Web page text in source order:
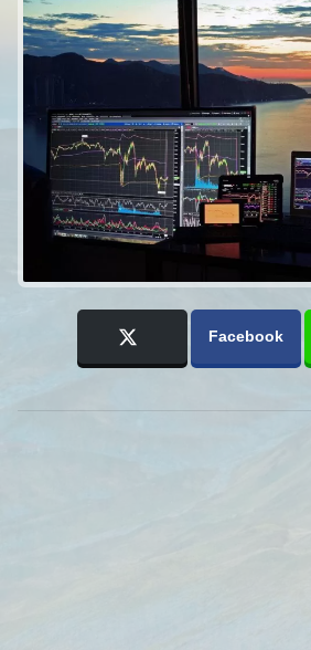
Facebook